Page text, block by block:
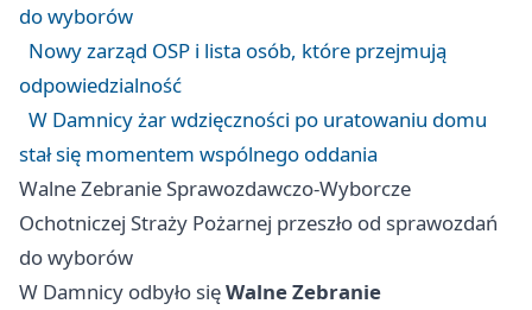
do wyborów
Nowy zarząd OSP i lista osób, które przejmują
odpowiedzialność
W Damnicy żar wdzięczności po uratowaniu domu
stał się momentem wspólnego oddania
Walne Zebranie Sprawozdawczo-Wyborcze
Ochotniczej Straży Pożarnej przeszło od sprawozdań
do wyborów
W Damnicy odbyło sięWalne Zebranie